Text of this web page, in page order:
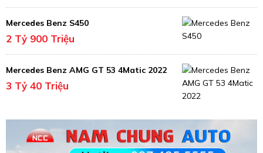
Mercedes Benz S450
2 Tỷ 900 Triệu
Mercedes Benz AMG GT 53 4Matic 2022
3 Tỷ 40 Triệu